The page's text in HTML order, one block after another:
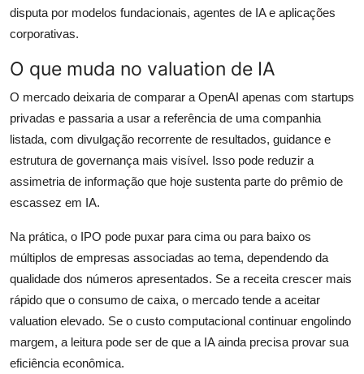
disputa por modelos fundacionais, agentes de IA e aplicações
corporativas.
O que muda no valuation de IA
O mercado deixaria de comparar a OpenAI apenas com startups
privadas e passaria a usar a referência de uma companhia
listada, com divulgação recorrente de resultados, guidance e
estrutura de governança mais visível. Isso pode reduzir a
assimetria de informação que hoje sustenta parte do prêmio de
escassez em IA.
Na prática, o IPO pode puxar para cima ou para baixo os
múltiplos de empresas associadas ao tema, dependendo da
qualidade dos números apresentados. Se a receita crescer mais
rápido que o consumo de caixa, o mercado tende a aceitar
valuation elevado. Se o custo computacional continuar engolindo
margem, a leitura pode ser de que a IA ainda precisa provar sua
eficiência econômica.